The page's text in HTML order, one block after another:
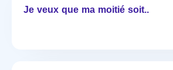
Je veux que ma moitié soit..